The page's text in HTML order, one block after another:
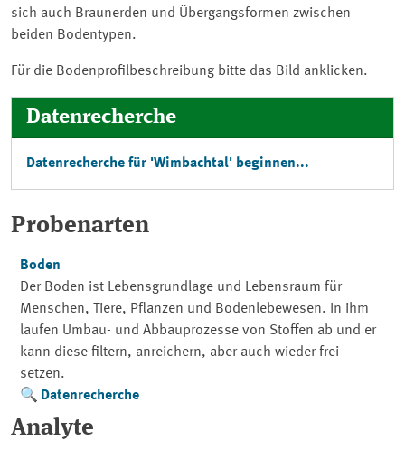
sich auch Braunerden und Übergangsformen zwischen
beiden Bodentypen.
Für die Bodenprofilbeschreibung bitte das Bild anklicken.
Datenrecherche
Datenrecherche für 'Wimbachtal' beginnen...
Probenarten
Boden
Der Boden ist Lebensgrundlage und Lebensraum für
Menschen, Tiere, Pflanzen und Bodenlebewesen. In ihm
laufen Umbau- und Abbauprozesse von Stoffen ab und er
kann diese filtern, anreichern, aber auch wieder frei
setzen.
Datenrecherche
Analyte